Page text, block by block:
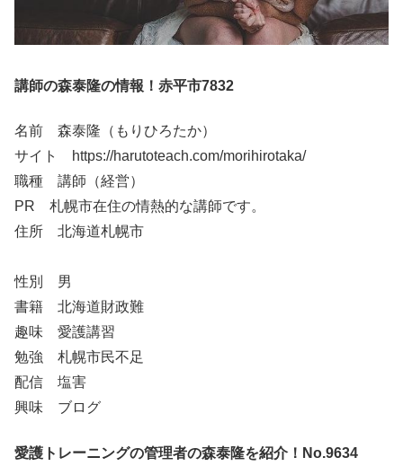
講師の森泰隆の情報！赤平市7832
名前 森泰隆（もりひろたか）
サイト https://harutoteach.com/morihirotaka/
職種 講師（経営）
PR 札幌市在住の情熱的な講師です。
住所 北海道札幌市
性別 男
書籍 北海道財政難
趣味 愛護講習
勉強 札幌市民不足
配信 塩害
興味 ブログ
愛護トレーニングの管理者の森泰隆を紹介！No.9634